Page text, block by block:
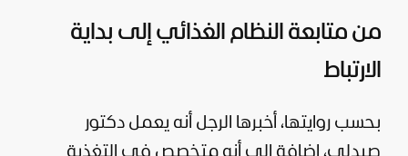
من متابعة النظام الغذائي إلى بداية
الارتباط
بحسب روايتها، أخبرها الرجل أنه يعمل دكتور
صيدلي، إضافة إلى أنه متخصص في التغذية